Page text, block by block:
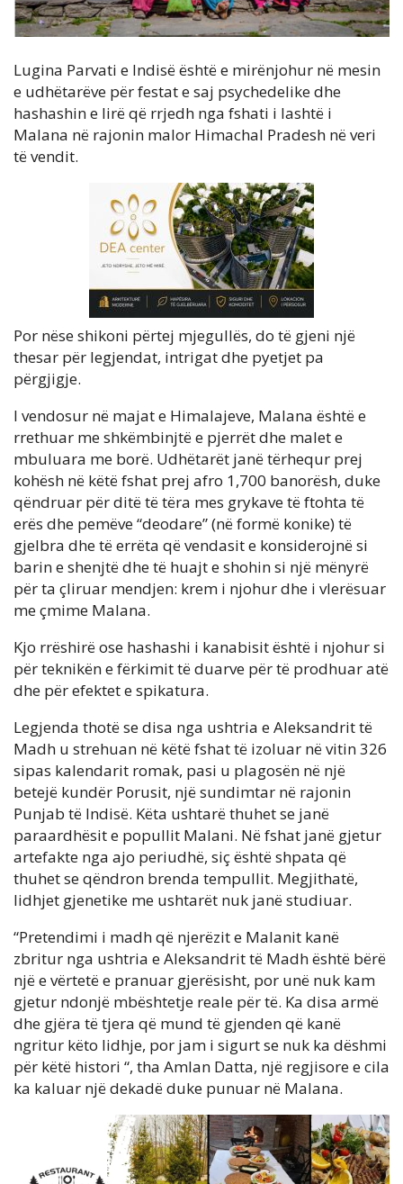
Lugina Parvati e Indisë është e mirënjohur në mesin
e udhëtarëve për festat e saj psychedelike dhe
hashashin e lirë që rrjedh nga fshati i lashtë i
Malana në rajonin malor Himachal Pradesh në veri
të vendit.
Por nëse shikoni përtej mjegullës, do të gjeni një
thesar për legjendat, intrigat dhe pyetjet pa
përgjigje.
I vendosur në majat e Himalajeve, Malana është e
rrethuar me shkëmbinjtë e pjerrët dhe malet e
mbuluara me borë. Udhëtarët janë tërhequr prej
kohësh në këtë fshat prej afro 1,700 banorësh, duke
qëndruar për ditë të tëra mes grykave të ftohta të
erës dhe pemëve “deodare” (në formë konike) të
gjelbra dhe të errëta që vendasit e konsiderojnë si
barin e shenjtë dhe të huajt e shohin si një mënyrë
për ta çliruar mendjen: krem i njohur dhe i vlerësuar
me çmime Malana.
Kjo rrëshirë ose hashashi i kanabisit është i njohur si
për teknikën e fërkimit të duarve për të prodhuar atë
dhe për efektet e spikatura.
Legjenda thotë se disa nga ushtria e Aleksandrit të
Madh u strehuan në këtë fshat të izoluar në vitin 326
sipas kalendarit romak, pasi u plagosën në një
betejë kundër Porusit, një sundimtar në rajonin
Punjab të Indisë. Këta ushtarë thuhet se janë
paraardhësit e popullit Malani. Në fshat janë gjetur
artefakte nga ajo periudhë, siç është shpata që
thuhet se qëndron brenda tempullit. Megjithatë,
lidhjet gjenetike me ushtarët nuk janë studiuar.
“Pretendimi i madh që njerëzit e Malanit kanë
zbritur nga ushtria e Aleksandrit të Madh është bërë
një e vërtetë e pranuar gjerësisht, por unë nuk kam
gjetur ndonjë mbështetje reale për të. Ka disa armë
dhe gjëra të tjera që mund të gjenden që kanë
ngritur këto lidhje, por jam i sigurt se nuk ka dëshmi
për këtë histori “, tha Amlan Datta, një regjisore e cila
ka kaluar një dekadë duke punuar në Malana.